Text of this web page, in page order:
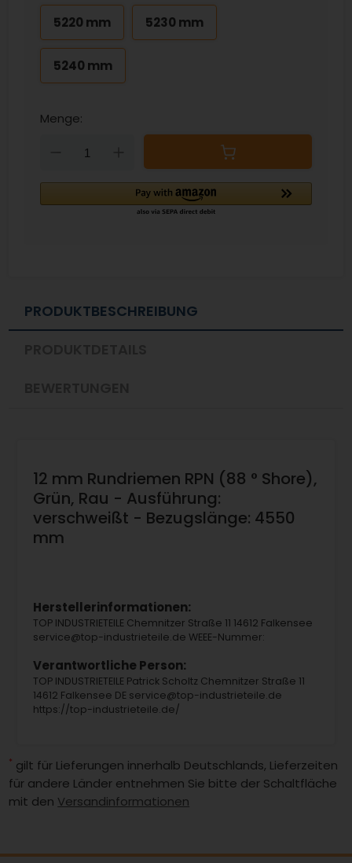
5220 mm 5230 mm
5240 mm
Menge:
Down
PRODUKTBESCHREIBUNG
12 mm Rundriemen RPN (88 ° Shore),
Grün, Rau - Ausführung:
verschweißt - Bezugslänge: 4550
mm
Herstellerinformationen:
TOP INDUSTRIETEILE Chemnitzer Straße 11 14612 Falkensee
service@top-industrieteile.de WEEE-Nummer:
Verantwortliche Person:
TOP INDUSTRIETEILE Patrick Scholtz Chemnitzer Straße 11
14612 Falkensee DE service@top-industrieteile.de
https://top-industrieteile.de/
* gilt für Lieferungen innerhalb Deutschlands, Lieferzeiten
für andere Länder entnehmen Sie bitte der Schaltfläche
mit den Versandinformationen